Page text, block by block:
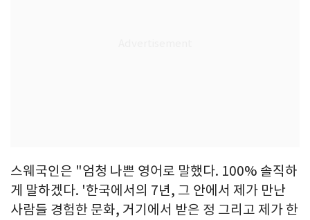
스웨국인은 "엄청 나쁜 영어로 말했다. 100% 솔직하
게 말하겠다. '한국에서의 7년, 그 안에서 제가 만난
사람들 경험한 문화, 거기에서 받은 정 그리고 제가 한